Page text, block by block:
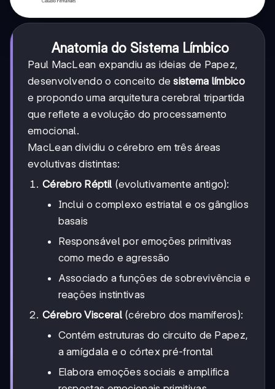
Anatomia do Sistema Límbico
Paul MacLean expandiu as ideias de Papez,
desenvolvendo o conceito desistema límbico
e propondo uma arquitetura cerebral tripartida
que reflete a evolução do processamento
emocional.
MacLean dividiu o cérebro em três áreas
evolutivas distintas:
Cérebro Réptil (evolutivamente antigo):
Inclui o complexo estriatal e os gânglios
basais
Responsável por emoções primitivas
como medo e agressão
Associado a funções de sobrevivência e
reações instintivas
Cérebro Visceral(cérebro dos mamíferos):
Contém estruturas do circuito de Papez,
a amígdala e o córtex pré-frontal
Elabora emoções sociais e amplifica